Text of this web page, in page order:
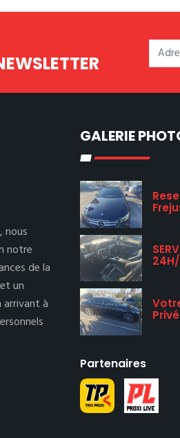
nous
notre
de la
un
à
GALERIE
Partenaires